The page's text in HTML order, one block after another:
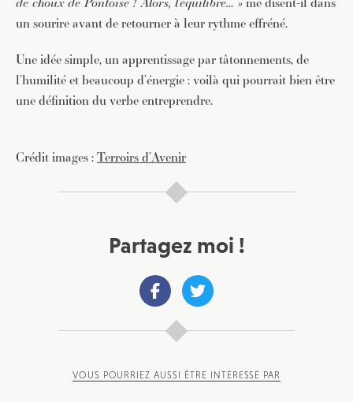
un sourire avant de retourner à leur rythme effréné.
Une idée simple, un apprentissage par tâtonnements, de
l’humilité et beaucoup d’énergie : voilà qui pourrait bien être
une définition du verbe entreprendre.
Crédit images :Terroirs d’Avenir
Partagez moi !
VOUS POURRIEZ AUSSI ÊTRE INTÉRESSÉ PAR